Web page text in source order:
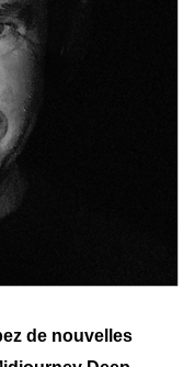
de nouvelles